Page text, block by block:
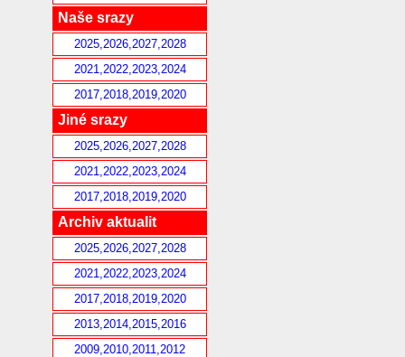
Naše srazy
2025,2026,2027,2028
2021,2022,2023,2024
2017,2018,2019,2020
Jiné srazy
2025,2026,2027,2028
2021,2022,2023,2024
2017,2018,2019,2020
Archiv aktualit
2025,2026,2027,2028
2021,2022,2023,2024
2017,2018,2019,2020
2013,2014,2015,2016
2009,2010,2011,2012